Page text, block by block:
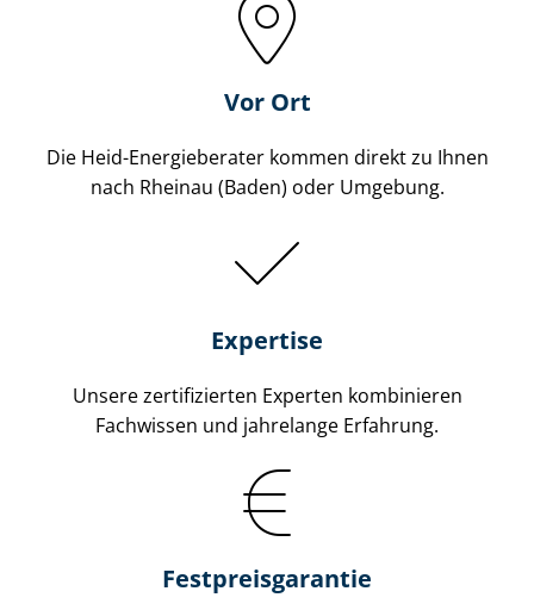
Vor Ort
Die Heid-Energieberater kommen direkt zu Ihnen
nach Rheinau (Baden) oder Umgebung.
Expertise
Unsere zertifizierten Experten kombinieren
Fachwissen und jahrelange Erfahrung.
Fest­preis­ga­ran­tie